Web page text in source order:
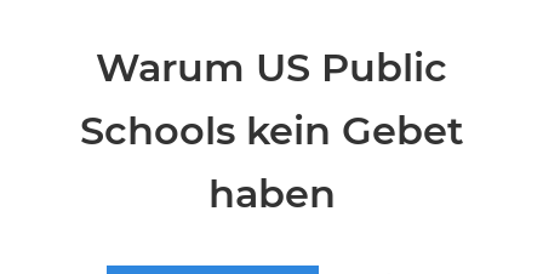
Warum US Public
Schools kein Gebet
haben